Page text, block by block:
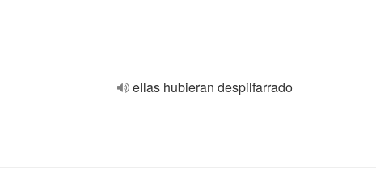
ellas hubieran despilfarrado